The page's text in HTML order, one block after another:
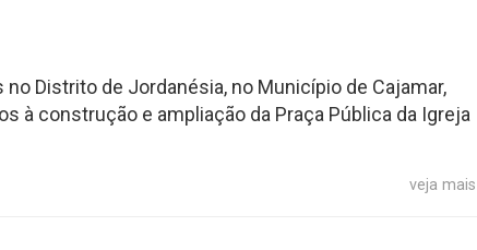
Distrito de Jordanésia, no Município de Cajamar,
à construção e ampliação da Praça Pública da Igreja
veja mais